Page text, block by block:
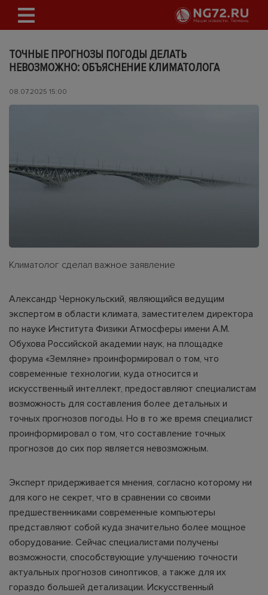
ТОЧНЫЕ ПРОГНОЗЫ ПОГОДЫ ДЕЛАТЬ
НЕВОЗМОЖНО: ОБЪЯСНЕНИЕ КЛИМАТОЛОГА
08.07.2025 15:00
Климатолог сделал важное заявление
Александр Чернокульский, являющийся ведущим
экспертом в области климата, заместителем директора
по науке Института Физики Атмосферы имени А.М.
Обухова Российской академии наук, на площадке
форума «Земляне» проинформировал о том, что
современные технологии, куда относится и
искусственный интеллект, предоставляют специалистам
возможность для составления более детальных и
точных прогнозов погоды. Но в то же время специалист
проинформировал о том, что составление точных
прогнозов до сих пор является невозможным.
Эксперт придерживается мнения, согласно которому ни
для кого не секрет, что в сравнении со своими
предшественниками современные компьютеры
представляют собой куда значительно более мощное
оборудование. Сейчас специалистами получены
возможности, способствующие улучшению точности
актуальных прогнозов синоптиков, а также для их
гораздо большей детализации. Искусственный